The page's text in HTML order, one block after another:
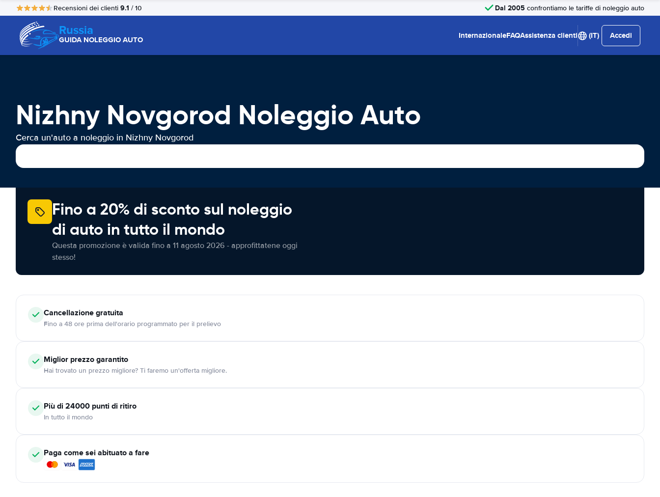
Recensioni dei clienti 9.1 / 10 Dal 2005 confrontiamo le tariffe di noleggio auto
Russia
GUIDA NOLEGGIO AUTO InternazionaleFAQAssistenza clienti (IT) Accedi
Nizhny Novgorod Noleggio Auto
Cerca un'auto a noleggio in Nizhny Novgorod
Fino a 20% di sconto sul noleggio
di auto in tutto il mondo
Questa promozione è valida fino a 11 agosto 2026 - approfittatene oggi
stesso!
Cancellazionegratuita
Fino a 48 ore prima dell'orario programmato per il prelievo
Miglior prezzo garantito
Hai trovato un prezzo migliore? Ti faremo un'offerta migliore.
Più di 24000 punti di ritiro
In tutto il mondo
Paga come sei abituato a fare